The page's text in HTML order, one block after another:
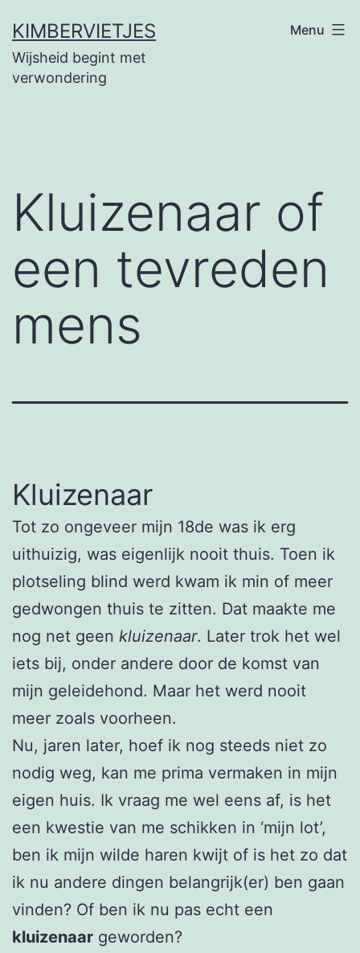
naar
de
KIMBERVIETJES
Wijsheid begint met
verwondering
Menu
Kluizenaar of
een tevreden
mens
Kluizenaar
Tot zo ongeveer mijn 18de was ik erg
uithuizig, was eigenlijk nooit thuis. Toen ik
plotseling blind werd kwam ik min of meer
gedwongen thuis te zitten. Dat maakte me
nog net geen kluizenaar. Later trok het wel
iets bij, onder andere door de komst van
mijn geleidehond. Maar het werd nooit
meer zoals voorheen.
Nu, jaren later, hoef ik nog steeds niet zo
nodig weg, kan me prima vermaken in mijn
eigen huis. Ik vraag me wel eens af, is het
een kwestie van me schikken in ‘mijn lot’,
ben ik mijn wilde haren kwijt of is het zo dat
ik nu andere dingen belangrijk(er) ben gaan
vinden? Of ben ik nu pas echt een
kluizenaar geworden?